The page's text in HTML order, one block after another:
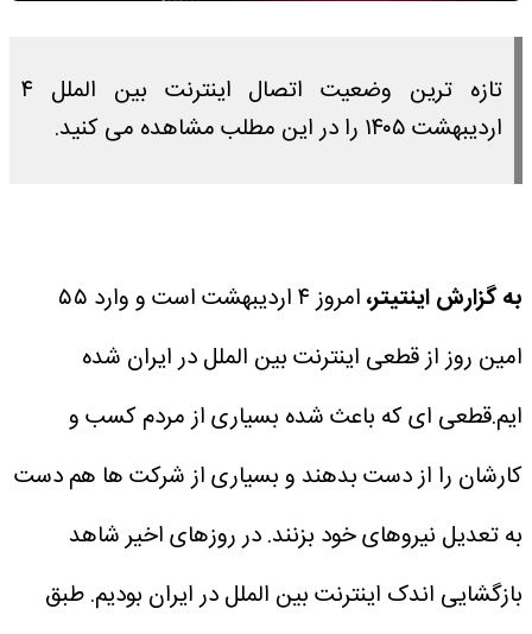
تازه ترین وضعیت اتصال اینترنت بین الملل ۴
اردیبهشت ۱۴۰۵ را در این مطلب مشاهده می کنید.
به گزارش اینتیتر،
امروز ۴ اردیبهشت است و وارد ۵۵
امین روز از قطعی اینترنت بین الملل در ایران شده
ایم.قطعی ای که باعث شده بسیاری از مردم کسب و
کارشان را از دست بدهند و بسیاری از شرکت ها هم دست
به تعدیل نیروهای خود بزنند.در روزهای اخیر شاهد
بازگشایی اندک اینترنت بین الملل در ایران بودیم. طبق